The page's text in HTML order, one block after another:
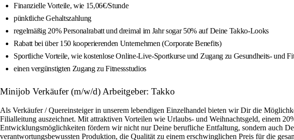
Finanzielle Vorteile, wie 15,06€/Stunde
pünktliche Gehaltszahlung
regelmäßig 20% Personalrabatt und dreimal im Jahr sogar 50% auf Deine Takko-Looks
Rabatt bei über 150 kooperierenden Unternehmen (Corporate Benefits)
Sportliche Vorteile, wie kostenlose Online-Live-Sportkurse und Zugang zu Gesundheits- und
einen vergünstigten Zugang zu Fitnessstudios
Minijob Verkäufer (m/w/d) Arbeitgeber: Takko
Als Verkäufer / Quereinsteiger in unserem lebendigen Einzelhandel bieten wir Dir die
Filialleitung auszeichnet. Mit attraktiven Vorteilen wie Urlaubs- und Weihnachtsgeld, einem
Entwicklungsmöglichkeiten fördern wir nicht nur Deine berufliche Entfaltung, sondern auch
verantwortungsbewussten Produktion, die Qualität zu einem erschwinglichen Preis für die